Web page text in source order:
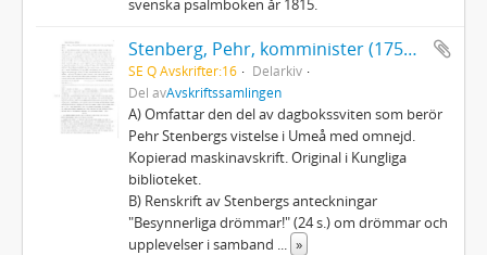
Stenberg, Pehr, komminister (1758 - 1824): Dagböcker
SE Q Avskrifter:16
Delarkiv
Del avAvskriftssamlingen
A) Omfattar den del av dagbokssviten som berör
Pehr Stenbergs vistelse i Umeå med omnejd.
Kopierad maskinavskrift. Original i Kungliga
biblioteket.
B) Renskrift av Stenbergs anteckningar
"Besynnerliga drömmar!" (24 s.) om drömmar och
upplevelser i samband
»